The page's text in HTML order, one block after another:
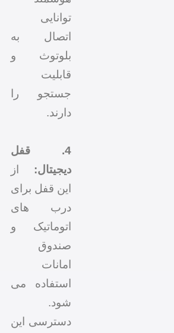
توانایی
اتصال به
بلوتوث و
قابلیت
جستجو را
دارند.
4. قفل
دیجیتال:از
این قفل برای
درب های
اتوماتیک و
صندوق
امانات
استفاده می
شود.
دسترسی این